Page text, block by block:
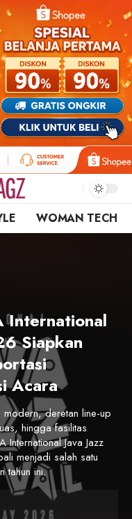
WOMAN TECH
International
Siapkan
Acara
deretan line-up
hingga fasilitas
Java Jazz
menjadi salah satu
tahun ini.